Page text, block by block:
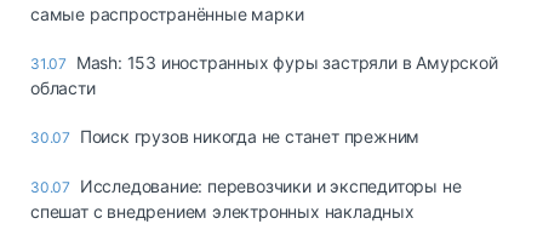
самые распространённые марки
31.07
Mash: 153 иностранных фуры застряли в Амурской
области
30.07 Поиск грузов никогда не станет прежним
30.07
Исследование: перевозчики и экспедиторы не
спешат с внедрением электронных накладных